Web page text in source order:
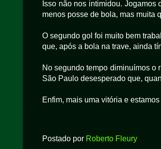
Isso não nos intimidou.
menos posse de bola, mas muita
O segundo gol foi muito bem
que, após a bola na trave, ainda
No segundo tempo diminuímos o
São Paulo desesperado que,
Enfim, mais uma vitória e
Postado por Roberto Fleury